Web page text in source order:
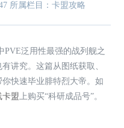
所属栏目：卡盟攻略
PVE泛用性最强的战列舰之
讲究。这篇从图纸获取、
快速毕业腓特烈大帝。如
卡盟上购买“科研成品号”。